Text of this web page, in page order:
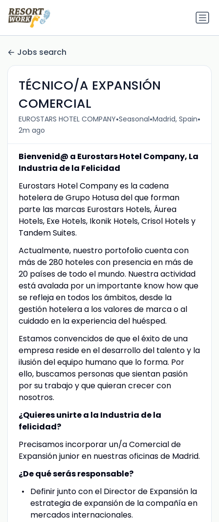
Jobs search
TÉCNICO/A EXPANSIÓN
COMERCIAL
EUROSTARS HOTEL COMPANY•Seasonal•Madrid, Spain•
2m ago
Bienvenid@ a Eurostars Hotel Company, La
Industria de la Felicidad
Eurostars Hotel Company es la cadena
hotelera de Grupo Hotusa del que forman
parte las marcas Eurostars Hotels, Áurea
Hotels, Exe Hotels, Ikonik Hotels, Crisol Hotels y
Tandem Suites.
Actualmente, nuestro portofolio cuenta con
más de 280 hoteles con presencia en más de
20 países de todo el mundo. Nuestra actividad
está avalada por un importante know how que
se refleja en todos los ámbitos, desde la
gestión hotelera a los valores de marca o al
cuidado en la experiencia del huésped.
Estamos convencidos de que el éxito de una
empresa reside en el desarrollo del talento y la
ilusión del equipo humano que lo forma. Por
ello, buscamos personas que sientan pasión
por su trabajo y que quieran crecer con
nosotros.
¿Quieres unirte a la Industria de la
felicidad?
Precisamos incorporar un/a Comercial de
Expansión junior en nuestras oficinas de Madrid.
¿De qué serás responsable?
Definir junto con el Director de Expansión la
estrategia de expansión de la compañía en
mercados internacionales.